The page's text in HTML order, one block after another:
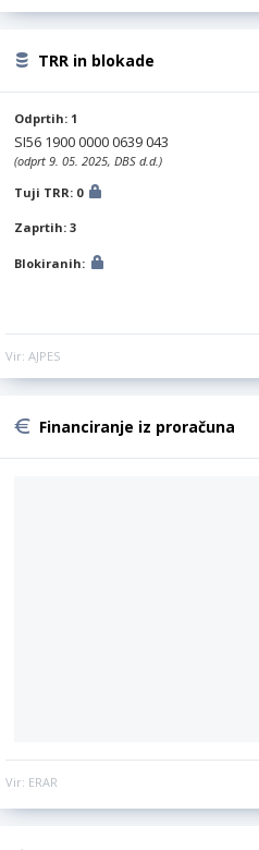
TRR in blokade
Odprtih: 1
SI56 1900 0000 0639 043
(odprt 9. 05. 2025, DBS d.d.)
Tuji TRR: 0
Zaprtih: 3
Blokiranih:
Vir: AJPES
Financiranje iz proračuna
Vir: ERAR